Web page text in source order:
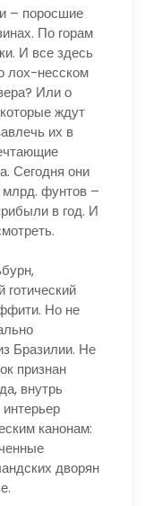
– поросшие
По горам
И все здесь
лох-несском
Или о
ждут
их в
Сегодня они
фунтов –
в год. И
готический
Но не
Бразилии. Не
признан
внутрь
канонам:
дворян